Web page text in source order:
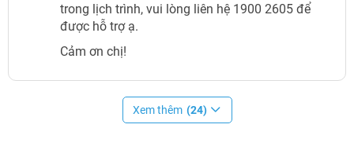
trong lịch trình, vui lòng liên hệ 1900 2605 để
được hỗ trợ ạ.
Cảm ơn chị!
Xem thêm (24)